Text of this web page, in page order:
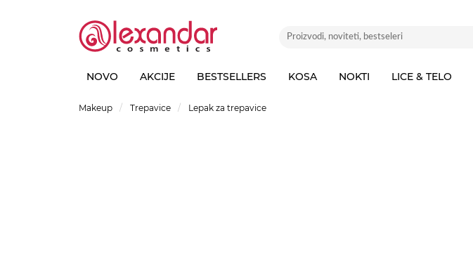
NOVO AKCIJE BESTSELLERS KOSA NOKTI LICE & TELO
Makeup Trepavice Lepak za trepavice